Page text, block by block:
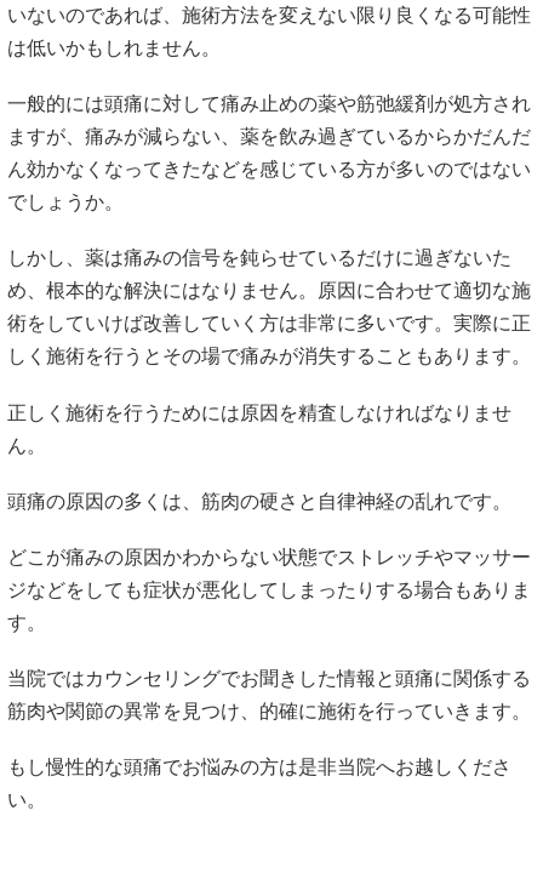
いないのであれば、施術方法を変えない限り良くなる可能性
は低いかもしれません。
一般的には頭痛に対して痛み止めの薬や筋弛緩剤が処方され
ますが、痛みが減らない、薬を飲み過ぎているからかだんだ
ん効かなくなってきたなどを感じている方が多いのではない
でしょうか。
しかし、薬は痛みの信号を鈍らせているだけに過ぎないた
め、根本的な解決にはなりません。原因に合わせて適切な施
術をしていけば改善していく方は非常に多いです。実際に正
しく施術を行うとその場で痛みが消失することもあります。
正しく施術を行うためには原因を精査しなければなりませ
ん。
頭痛の原因の多くは、筋肉の硬さと自律神経の乱れです。
どこが痛みの原因かわからない状態でストレッチやマッサー
ジなどをしても症状が悪化してしまったりする場合もありま
す。
当院ではカウンセリングでお聞きした情報と頭痛に関係する
筋肉や関節の異常を見つけ、的確に施術を行っていきます。
もし慢性的な頭痛でお悩みの方は是非当院へお越しくださ
い。